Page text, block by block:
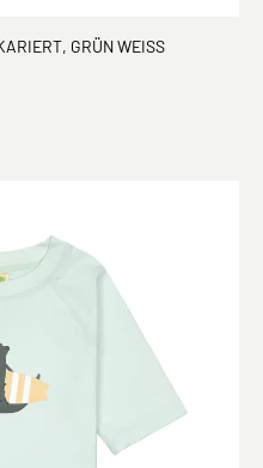
GRÜN WEISS